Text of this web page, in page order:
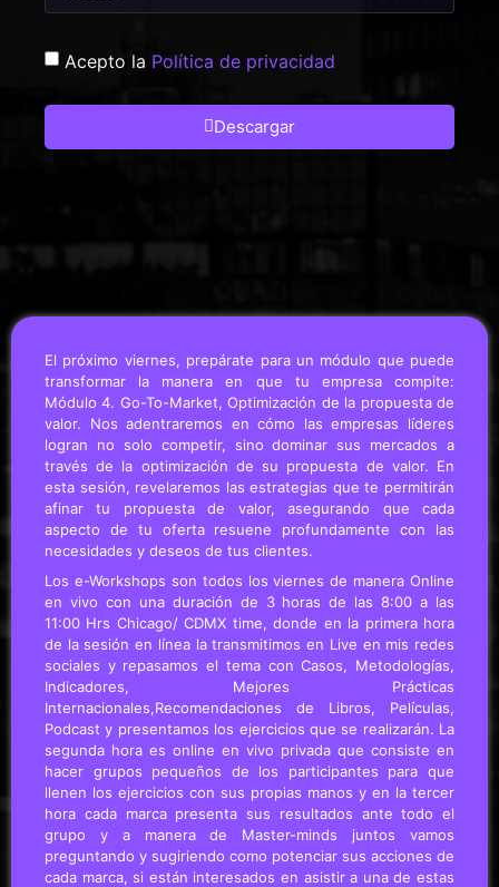
Acepto la Política de privacidad
Descargar
El próximo viernes, prepárate para un módulo que puede
transformar la manera en que tu empresa compite:
Módulo 4. Go-To-Market, Optimización de la propuesta de
valor. Nos adentraremos en cómo las empresas líderes
logran no solo competir, sino dominar sus mercados a
través de la optimización de su propuesta de valor. En
esta sesión, revelaremos las estrategias que te permitirán
afinar tu propuesta de valor, asegurando que cada
aspecto de tu oferta resuene profundamente con las
necesidades y deseos de tus clientes.
Los e-Workshops son todos los viernes de manera Online
en vivo con una duración de 3 horas de las 8:00 a las
11:00 Hrs Chicago/ CDMX time, donde en la primera hora
de la sesión en línea la transmitimos en Live en mis redes
sociales y repasamos el tema con Casos, Metodologías,
Indicadores, Mejores Prácticas
Internacionales,Recomendaciones de Libros, Películas,
Podcast y presentamos los ejercicios que se realizarán. La
segunda hora es online en vivo privada que consiste en
hacer grupos pequeños de los participantes para que
llenen los ejercicios con sus propias manos y en la tercer
hora cada marca presenta sus resultados ante todo el
grupo y a manera de Master-minds juntos vamos
preguntando y sugiriendo como potenciar sus acciones de
cada marca, si están interesados en asistir a una de estas